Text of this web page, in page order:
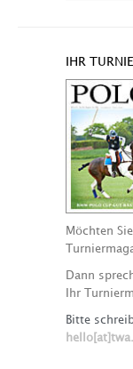
IHR
Möchten
Dann
Ihr
Bitte